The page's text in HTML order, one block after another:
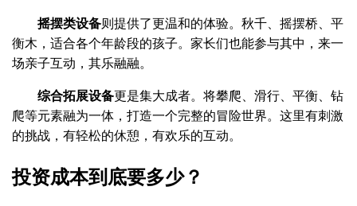
摇摆类设备则提供了更温和的体验。秋千、摇摆桥、平
衡木，适合各个年龄段的孩子。家长们也能参与其中，来一
场亲子互动，其乐融融。
综合拓展设备更是集大成者。将攀爬、滑行、平衡、钻
爬等元素融为一体，打造一个完整的冒险世界。这里有刺激
的挑战，有轻松的休憩，有欢乐的互动。
投资成本到底要多少？